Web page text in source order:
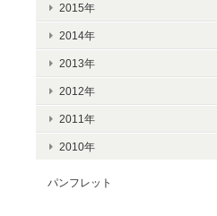
2015年
2014年
2013年
2012年
2011年
2010年
パンフレット